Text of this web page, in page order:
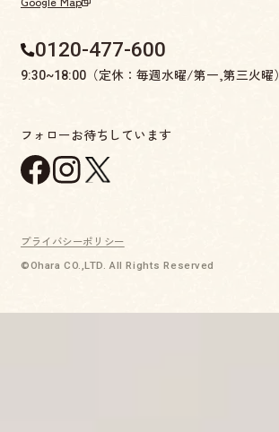
0120-477-600
9:30~18:00（定休：毎週水曜/第一,第三火曜）
フォローお待ちしています
プライバシーポリシー
©Ohara CO.,LTD. All Rights Reserved